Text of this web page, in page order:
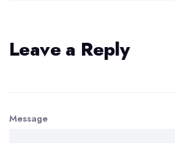
Leave a Reply
Message